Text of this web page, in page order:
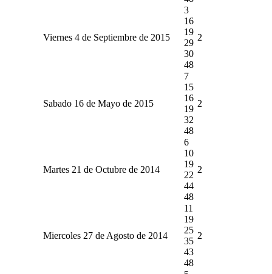
Viernes 4 de Septiembre de 2015
3
16
19
29
30
48
2
Sabado 16 de Mayo de 2015
7
15
16
19
32
48
2
Martes 21 de Octubre de 2014
6
10
19
22
44
48
2
Miercoles 27 de Agosto de 2014
11
19
25
35
43
48
2